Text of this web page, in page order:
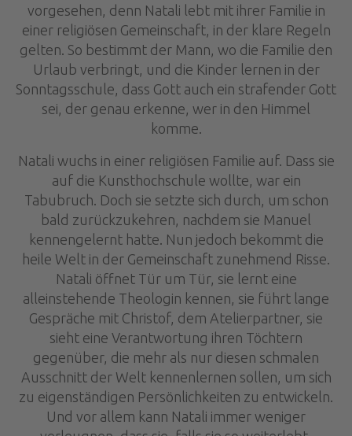
vorgesehen, denn Natali lebt mit ihrer Familie in
einer religiösen Gemeinschaft, in der klare Regeln
gelten. So bestimmt der Mann, wo die Familie den
Urlaub verbringt, und die Kinder lernen in der
Sonntagsschule, dass Gott auch ein strafender Gott
sei, der genau erkenne, wer in den Himmel
komme.
Natali wuchs in einer religiösen Familie auf. Dass sie
auf die Kunsthochschule wollte, war ein
Tabubruch. Doch sie setzte sich durch, um schon
bald zurückzukehren, nachdem sie Manuel
kennengelernt hatte. Nun jedoch bekommt die
heile Welt in der Gemeinschaft zunehmend Risse.
Natali öffnet Tür um Tür, sie lernt eine
alleinstehende Theologin kennen, sie führt lange
Gespräche mit Christof, dem Atelierpartner, sie
sieht eine Verantwortung ihren Töchtern
gegenüber, die mehr als nur diesen schmalen
Ausschnitt der Welt kennenlernen sollen, um sich
zu eigenständigen Persönlichkeiten zu entwickeln.
Und vor allem kann Natali immer weniger